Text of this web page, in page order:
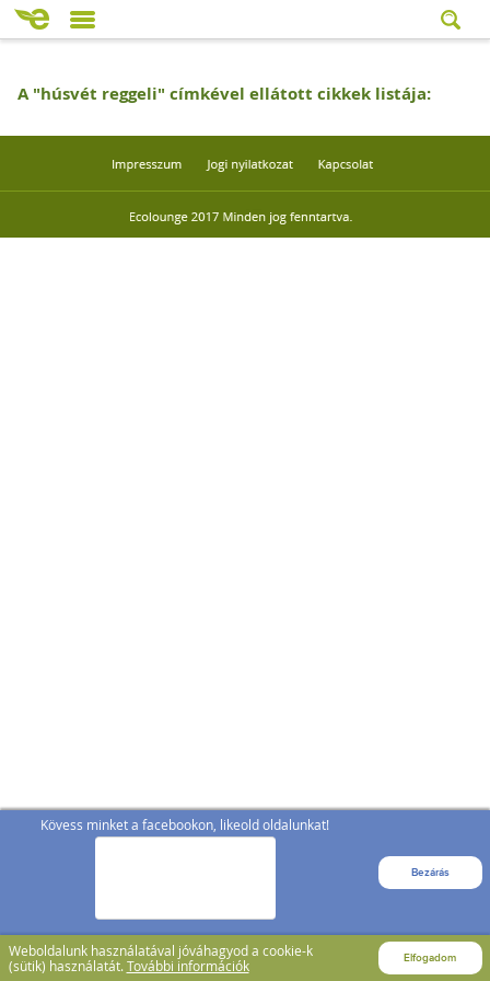
Kövess minket a facebookon, likeold oldalunkat!
Bezárás
Weboldalunk használatával jóváhagyod a cookie-k
(sütik) használatát. További információk Elfogadom
A "húsvét reggeli" címkével ellátott cikkek listája: